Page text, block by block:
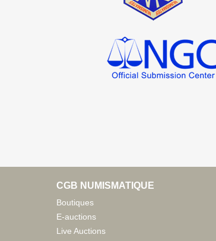
CGB NUMISMATIQUE
Boutiques
E-auctions
Live Auctions